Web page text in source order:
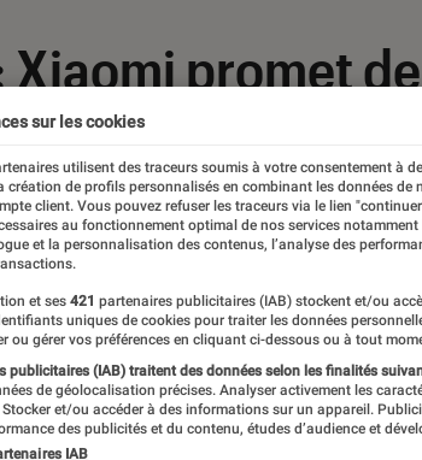
Xiaomi promet
appareils
sur les cookies
utilisent des traceurs soumis à votre consentement à
création de profils personnalisés en combinant les données de
client. Vous pouvez refuser les traceurs via le lien
au fonctionnement optimal de nos services
et la personnalisation des contenus, l’analyse des
et ses 421 partenaires publicitaires (IAB) stockent et/ou
uniques de cookies pour traiter les données
ou gérer vos préférences en cliquant ci-dessous ou à tout
publicitaires (IAB) traitent des données selon les finalités
de géolocalisation précises. Analyser activement les
Stocker et/ou accéder à des informations sur un appareil.
des publicités et du contenu, études d’audience et
IAB